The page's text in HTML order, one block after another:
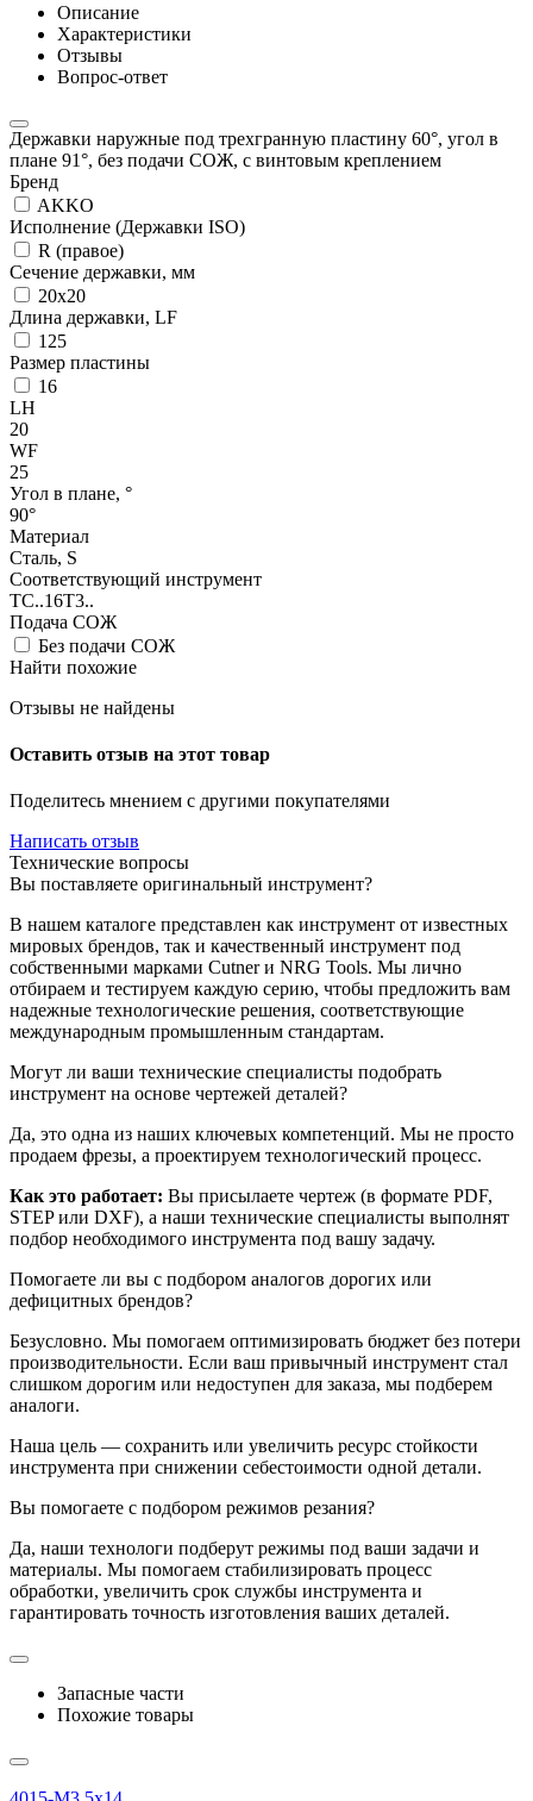
Описание
Характеристики
Отзывы
Вопрос-ответ
Державки наружные под трехгранную пластину 60°, угол в
плане 91°, без подачи СОЖ, с винтовым креплением
Бренд
AKKO
Исполнение (Державки ISO)
R (правое)
Сечение державки, мм
20x20
Длина державки, LF
125
Размер пластины
16
LH
20
WF
25
Угол в плане, °
90°
Материал
Сталь, S
Соответствующий инструмент
TC..16T3..
Подача СОЖ
Без подачи СОЖ
Найти похожие
Отзывы не найдены
Оставить отзыв на этот товар
Поделитесь мнением с другими покупателями
Написать отзыв
Технические вопросы
Вы поставляете оригинальный инструмент?
В нашем каталоге представлен как инструмент от известных
мировых брендов, так и качественный инструмент под
собственными марками Cutner и NRG Tools. Мы лично
отбираем и тестируем каждую серию, чтобы предложить вам
надежные технологические решения, соответствующие
международным промышленным стандартам.
Могут ли ваши технические специалисты подобрать
инструмент на основе чертежей деталей?
Да, это одна из наших ключевых компетенций. Мы не просто
продаем фрезы, а проектируем технологический процесс.
Как это работает: Вы присылаете чертеж (в формате PDF,
STEP или DXF), а наши технические специалисты выполнят
подбор необходимого инструмента под вашу задачу.
Помогаете ли вы с подбором аналогов дорогих или
дефицитных брендов?
Безусловно. Мы помогаем оптимизировать бюджет без потери
производительности. Если ваш привычный инструмент стал
слишком дорогим или недоступен для заказа, мы подберем
аналоги.
Наша цель — сохранить или увеличить ресурс стойкости
инструмента при снижении себестоимости одной детали.
Вы помогаете с подбором режимов резания?
Да, наши технологи подберут режимы под ваши задачи и
материалы. Мы помогаем стабилизировать процесс
обработки, увеличить срок службы инструмента и
гарантировать точность изготовления ваших деталей.
Запасные части
Похожие товары